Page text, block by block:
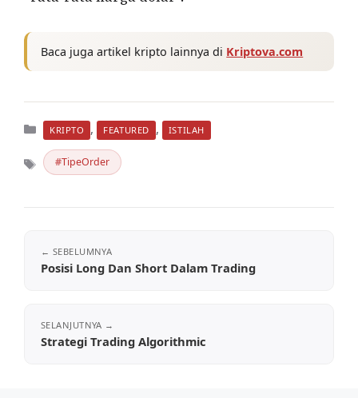
Baca juga artikel kripto lainnya di Kriptova.com
Kategori
KRIPTO , FEATURED , ISTILAH
Tag TipeOrder
Posisi Long Dan Short Dalam Trading
Strategi Trading Algorithmic